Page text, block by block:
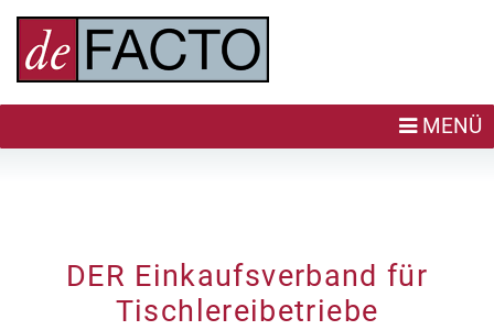
MENÜ
DER Einkaufsverband für
Tischlereibetriebe